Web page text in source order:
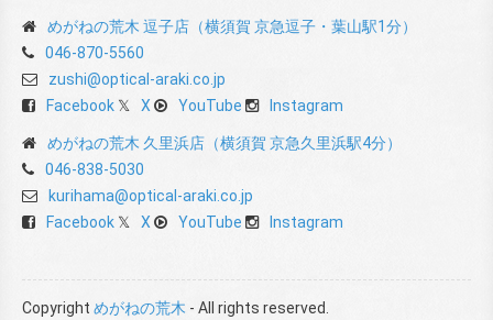
めがねの荒木 逗子店（横須賀 京急逗子・葉山駅1分）
046-870-5560
zushi@optical-araki.co.jp
Facebook
X YouTube Instagram
めがねの荒木 久里浜店（横須賀 京急久里浜駅4分）
046-838-5030
kurihama@optical-araki.co.jp
Facebook
X YouTube Instagram
Copyright めがねの荒木 - All rights reserved.